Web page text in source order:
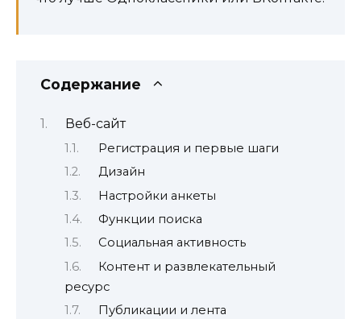
Содержание
Веб-сайт
Регистрация и первые шаги
Дизайн
Настройки анкеты
Функции поиска
Социальная активность
Контент и развлекательный
ресурс
Публикации и лента